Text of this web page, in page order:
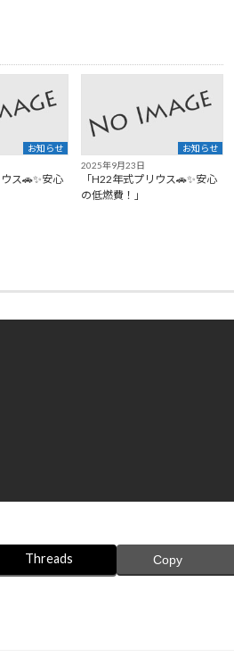
お知らせ
ウス🚗✨安心
お知らせ
2025年9月23日
「H22年式プリウス🚗✨安心
の低燃費！」
Threads Copy